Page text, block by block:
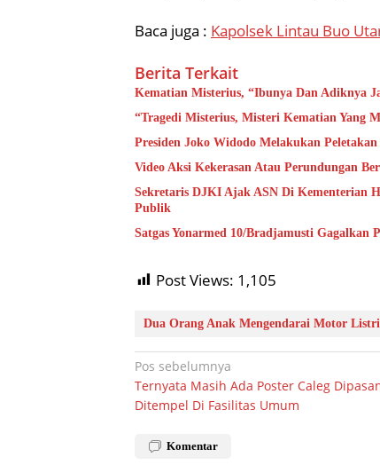
Baca juga : Kapolsek Lintau Buo
Berita Terkait
Kematian Misterius, “Ibunya Dan Adiknya
“Tragedi Misterius, Misteri Kematian Yang
Presiden Joko Widodo Melakukan
Video Aksi Kekerasan Atau Perundungan
Sekretaris DJKI Ajak ASN Di Kementerian
Publik
Satgas Yonarmed 10/Bradjamusti Gagalkan
Post Views: 1,105
Dua Orang Anak Mengendarai Motor
Navigasi
pos
Pos sebelumnya
Ternyata Masih Ada Poster Caleg
Ditempel Di Fasilitas Umum
Komentar